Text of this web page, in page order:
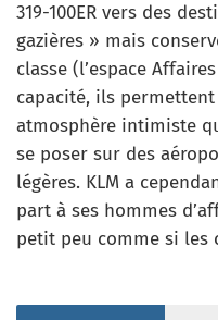
319-100ER vers des
gazières » mais
classe (l’espace
capacité, ils permettent
atmosphère intimiste
se poser sur des
légères. KLM a
part à ses hommes
petit peu comme si les